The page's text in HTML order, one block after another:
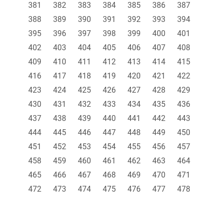
381
382 383 384 385 386
387
388
389 390 391 392 393
394
395
396 397 398 399 400
401
402
403 404 405 406 407
408
409
410 411 412 413 414
415
416
417 418 419 420 421
422
423
424 425 426 427 428
429
430
431 432 433 434 435
436
437
438 439 440 441 442
443
444
445 446 447 448 449
450
451
452 453 454 455 456
457
458
459 460 461 462 463
464
465
466 467 468 469 470
471
472
473 474 475 476 477
478